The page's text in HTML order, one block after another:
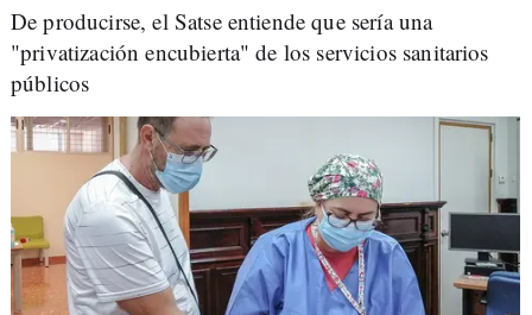
De producirse, el Satse entiende que sería una
"privatización encubierta" de los servicios sanitarios
públicos